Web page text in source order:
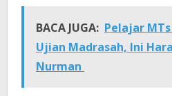
BACA JUGA: Pelajar
Ujian Madrasah, Ini
Nurman